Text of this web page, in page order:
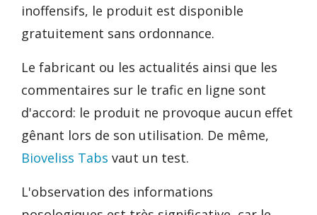
inoffensifs, le produit est disponible
gratuitement sans ordonnance.
Le fabricant ou les actualités ainsi que les
commentaires sur le trafic en ligne sont
d'accord: le produit ne provoque aucun effet
gênant lors de son utilisation. De même,
Bioveliss Tabs vaut un test.
L'observation des informations